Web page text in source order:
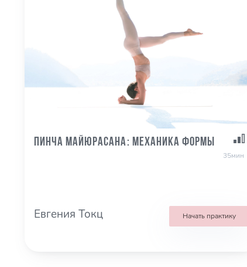
Пинча Майюрасана: механика формы
35мин
Евгения Токц Начать практику